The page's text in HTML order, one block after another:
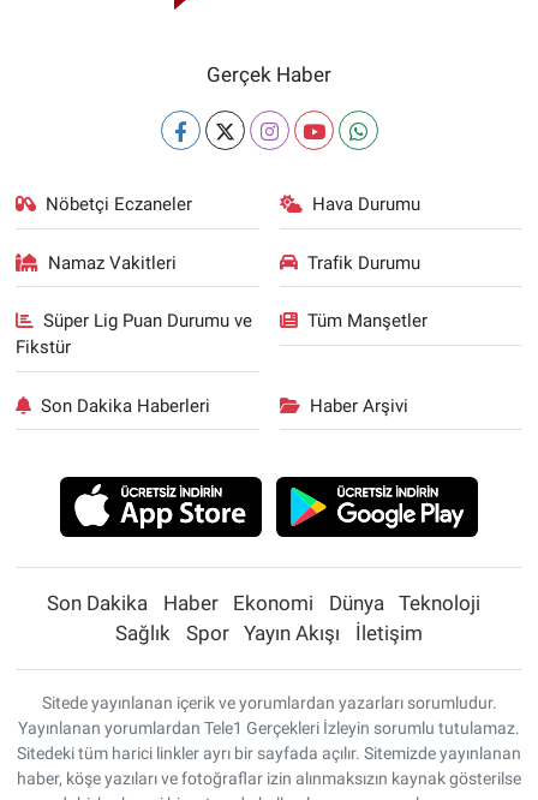
Gerçek Haber
Nöbetçi Eczaneler Hava Durumu
Namaz Vakitleri Trafik Durumu
Süper Lig Puan Durumu ve
Fikstür
Tüm Manşetler
Son Dakika Haberleri Haber Arşivi
Son Dakika Haber Ekonomi Dünya
Teknoloji
Sağlık
Spor Yayın Akışı İletişim
Sitede yayınlanan içerik ve yorumlardan yazarları sorumludur.
Yayınlanan yorumlardan Tele1 Gerçekleri İzleyin sorumlu tutulamaz.
Sitedeki tüm harici linkler ayrı bir sayfada açılır. Sitemizde yayınlanan
haber, köşe yazıları ve fotoğraflar izin alınmaksızın kaynak gösterilse